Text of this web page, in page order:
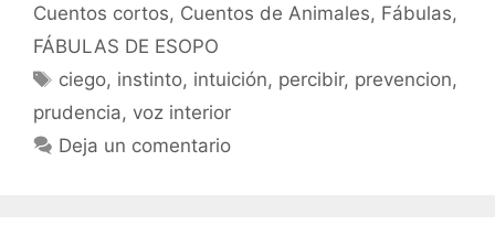
Cuentos cortos, Cuentos de Animales, Fábulas,
FÁBULAS DE ESOPO
Etiquetas
ciego, instinto, intuición, percibir, prevencion,
prudencia, voz interior
Deja un comentario